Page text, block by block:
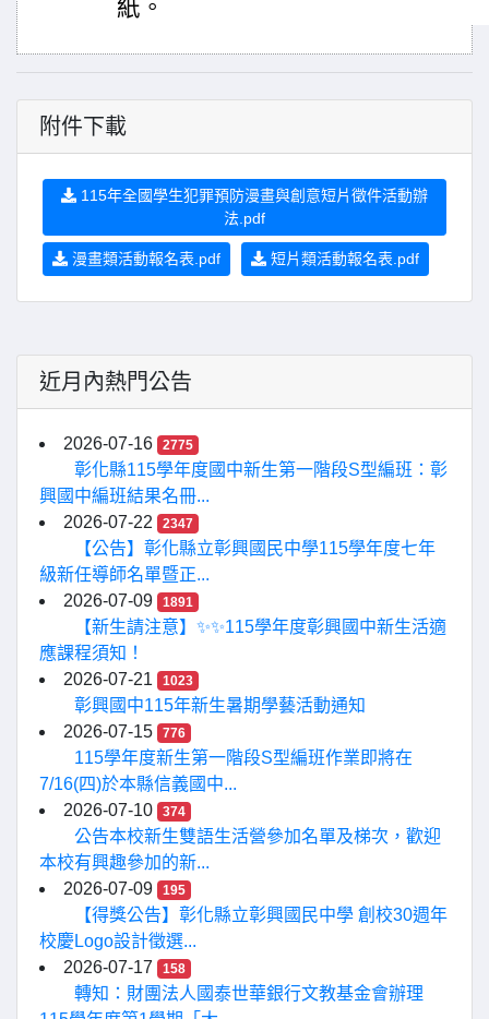
紙。
附件下載
115年全國學生犯罪預防漫畫與創意短片徵件活動辦
法.pdf
漫畫類活動報名表.pdf 短片類活動報名表.pdf
近月內熱門公告
2026-07-16 2775
彰化縣115學年度國中新生第一階段S型編班：彰
興國中編班結果名冊...
2026-07-22
2347
【公告】彰化縣立彰興國民中學115學年度七年
級新任導師名單暨正...
2026-07-09
1891
【新生請注意】✨✨115學年度彰興國中新生活適
應課程須知！
2026-07-21
1023
彰興國中115年新生暑期學藝活動通知
2026-07-15
776
115學年度新生第一階段S型編班作業即將在
7/16(四)於本縣信義國中...
2026-07-10
374
公告本校新生雙語生活營參加名單及梯次，歡迎
本校有興趣參加的新...
2026-07-09
195
【得獎公告】彰化縣立彰興國民中學 創校30週年
校慶Logo設計徵選...
2026-07-17
158
轉知：財團法人國泰世華銀行文教基金會辦理